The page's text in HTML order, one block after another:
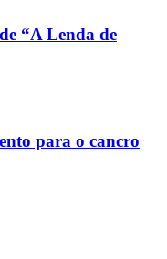
“A Lenda de
para o cancro